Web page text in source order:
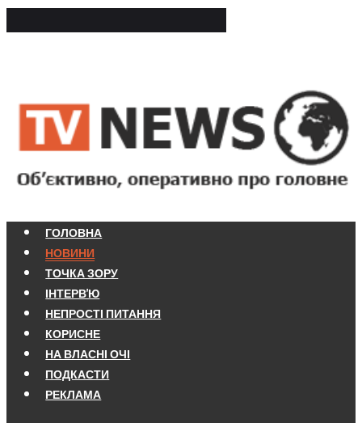
ГОЛОВНА
НОВИНИ
ТОЧКА ЗОРУ
ІНТЕРВ'Ю
НЕПРОСТІ ПИТАННЯ
КОРИСНЕ
НА ВЛАСНІ ОЧІ
ПОДКАСТИ
РЕКЛАМА